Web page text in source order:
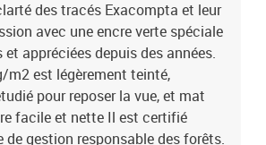
des tracés Exacompta et leur
avec une encre verte spéciale
appréciées depuis des années.
m2 est légèrement teinté,
pour reposer la vue, et mat
facile et nette Il est certifié
de gestion responsable des forêts.